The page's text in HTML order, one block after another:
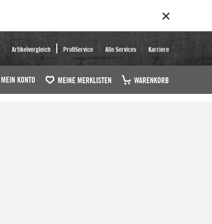
Artikelvergleich ProfiService Alle Services Karriere
MEIN KONTO MEINE MERKLISTEN WARENKORB